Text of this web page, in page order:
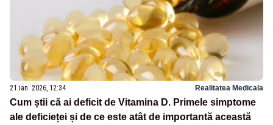
21 ian. 2026, 12:34 Realitatea Medicala
Cum știi că ai deficit de Vitamina D. Primele simptome
ale deficieței și de ce este atât de importantă această